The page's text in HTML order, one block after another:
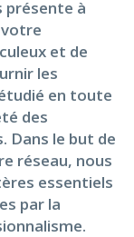
à
votre
et de
les
en toute
des
Dans le but de
réseau, nous
essentiels
par la